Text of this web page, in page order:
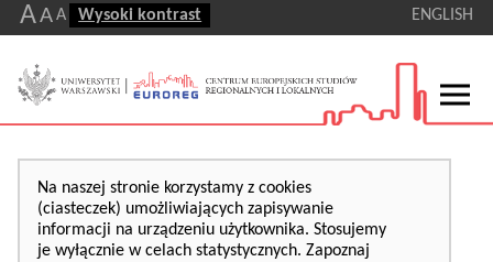
AA A Wysoki kontrast ENGLISH
Na naszej stronie korzystamy z cookies
(ciasteczek) umożliwiających zapisywanie
informacji na urządzeniu użytkownika. Stosujemy
je wyłącznie w celach statystycznych. Zapoznaj